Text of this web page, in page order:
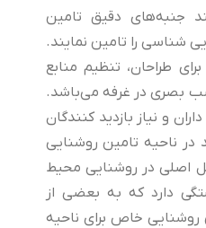
جنبه‌های دقیق تامین
شناسی را تامین نمایند.
طراحان، تنظیم منابع
بصری در غرفه می‌باشد.
و نیاز بازدید کنندگان
در ناحیه تامین روشنایی
اصلی در روشنایی محیط
دارد که به بعضی از
روشنایی خاص برای ناحیه